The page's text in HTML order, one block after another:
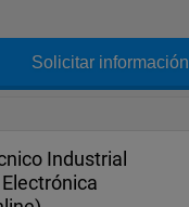
Solicitar información
Industrial